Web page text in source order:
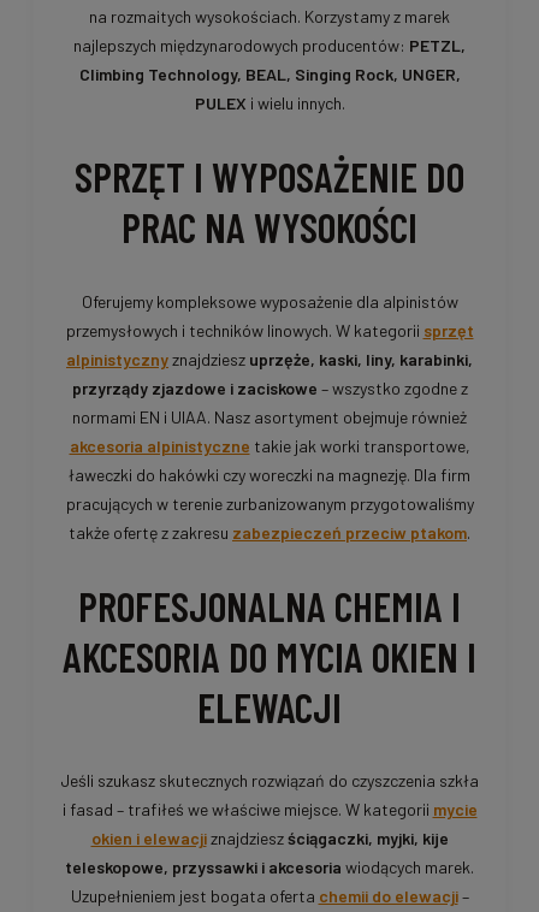
na rozmaitych wysokościach. Korzystamy z marek
najlepszych międzynarodowych producentów: PETZL,
Climbing Technology, BEAL, Singing Rock, UNGER,
PULEX i wielu innych.
SPRZĘT I WYPOSAŻENIE DO
PRAC NA WYSOKOŚCI
Oferujemy kompleksowe wyposażenie dla alpinistów
przemysłowych i techników linowych. W kategorii sprzęt
alpinistycznyznajdziesz uprzęże, kaski, liny, karabinki,
przyrządy zjazdowe i zaciskowe – wszystko zgodne z
normami EN i UIAA. Nasz asortyment obejmuje również
akcesoria alpinistyczne takie jak worki transportowe,
ławeczki do hakówki czy woreczki na magnezję. Dla firm
pracujących w terenie zurbanizowanym przygotowaliśmy
także ofertę z zakresu zabezpieczeń przeciw ptakom.
PROFESJONALNA CHEMIA I
AKCESORIA DO MYCIA OKIEN I
ELEWACJI
Jeśli szukasz skutecznych rozwiązań do czyszczenia szkła
i fasad – trafiłeś we właściwe miejsce. W kategorii mycie
okien i elewacjiznajdzieszściągaczki, myjki, kije
teleskopowe, przyssawki i akcesoria wiodących marek.
Uzupełnieniem jest bogata oferta chemii do elewacji–